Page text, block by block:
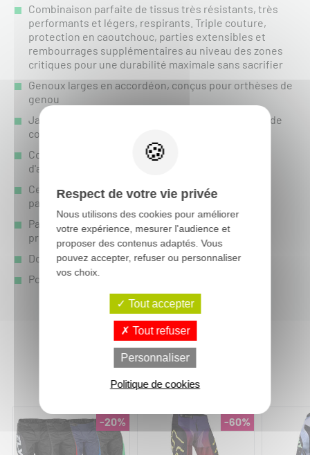
Combinaison parfaite de tissus très résistants, très
performants et légers, respirants. Triple couture,
protection en caoutchouc, parties extensibles et
rembourrages supplémentaires au niveau des zones
critiques pour une durabilité maximale sans sacrifier
Genoux larges en accordéon, conçus pour orthèses de
genou
Jambes ergonomiquement préformées pour plus de
confort de conduite
Construction à panneaux multiples avec orifices
d'aération coupés au laser
Ceinture réglable à 360 degrés pour maintenir le
pantalon en place
Panneaux résistants à la chaleur et à l'usure et
protection thermique en cuir sur les deux genoux
Doublure intérieure en tissu à mailles respirant
Poche extérieure zippée cachée
Vous aimerez aussi :
-20% -60%
Respect de votre vie privée
Nous utilisons des cookies pour améliorer
votre expérience, mesurer l'audience et
proposer des contenus adaptés. Vous
pouvez accepter, refuser ou personnaliser
vos choix.
Tout accepter
Tout refuser
Personnaliser
Politique de cookies